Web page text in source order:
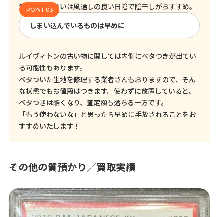
気になるにおいは風通しの良い日陰で陰干しがおすすめ。
しまい込んでいるものは早めに
ルイヴィトンの古い物に関しては内側にベタつきが出てい
る可能性もあります。
ベタついた生地を修理する業者さんもおりますので、そん
な状態でもお値段はつきます。使わずに放置していると、
ベタつきは酷くなり、査定額も落ちる一方です。
「もう使わないな」と思ったら早めに手放されることをお
すすめいたします！
その他の質預かり／買取実績